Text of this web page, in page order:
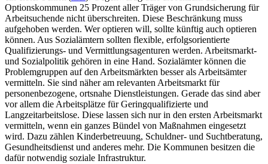
Optionskommunen 25 Prozent aller Träger von Grundsicherung für
Arbeitsuchende nicht überschreiten. Diese Beschränkung muss
aufgehoben werden. Wer optieren will, sollte künftig auch optieren
können. Aus Sozialämtern sollten flexible, erfolgsorientierte
Qualifizierungs- und Vermittlungsagenturen werden. Arbeitsmarkt-
und Sozialpolitik gehören in eine Hand. Sozialämter können die
Problemgruppen auf den Arbeitsmärkten besser als Arbeitsämter
vermitteln. Sie sind näher am relevanten Arbeitsmarkt für
personenbezogene, ortsnahe Dienstleistungen. Gerade das sind aber
vor allem die Arbeitsplätze für Geringqualifizierte und
Langzeitarbeitslose. Diese lassen sich nur in den ersten Arbeitsmarkt
vermitteln, wenn ein ganzes Bündel von Maßnahmen eingesetzt
wird. Dazu zählen Kinderbetreuung, Schuldner- und Suchtberatung,
Gesundheitsdienst und anderes mehr. Die Kommunen besitzen die
dafür notwendig soziale Infrastruktur.